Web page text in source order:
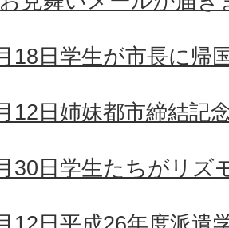
18日学生が市長に帰
12日姉妹都市締結記
30日学生たちがリズ